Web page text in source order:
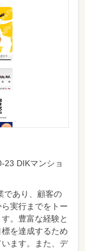
23 DIKマンショ
であり、顧客の
実行までをトー
。豊富な経験と
を達成するため
ます。また、デ